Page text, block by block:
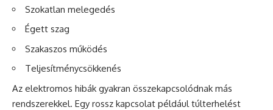
Szokatlan melegedés
Égett szag
Szakaszos működés
Teljesítménycsökkenés
Az elektromos hibák gyakran összekapcsolódnak más
rendszerekkel. Egy rossz kapcsolat például túlterhelést